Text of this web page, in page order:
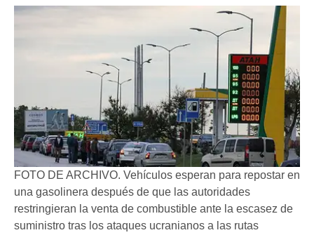
FOTO DE ARCHIVO. Vehículos esperan para repostar en
una gasolinera después de que las autoridades
restringieran la venta de combustible ante la escasez de
suministro tras los ataques ucranianos a las rutas